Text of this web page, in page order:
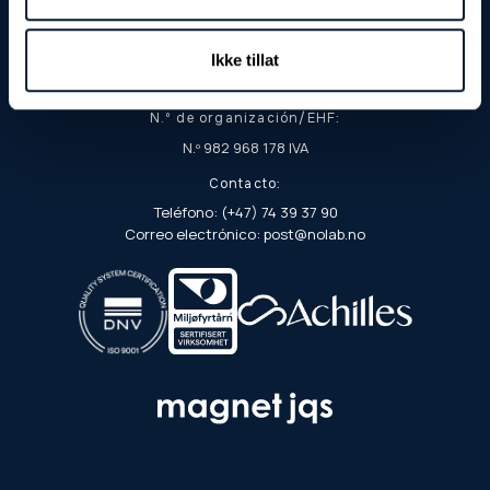
Ikke tillat
Dirección postal:
Apartado postal 103
N.º de organización/EHF:
N.º 982 968 178 IVA
Contacto:
Teléfono: (+47) 74 39 37 90
Correo electrónico: post@nolab.no